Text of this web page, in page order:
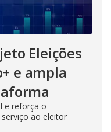
Eleições
e ampla
e reforça o
ao eleitor